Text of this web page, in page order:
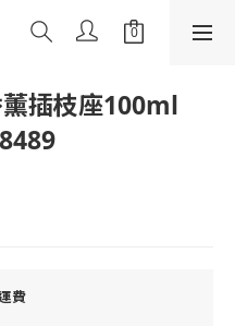
插枝座100ml
費